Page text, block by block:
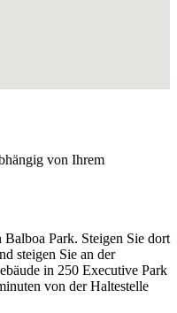
von Ihrem
Park. Steigen Sie dort
steigen Sie an der
in 250 Executive Park
von der Haltestelle